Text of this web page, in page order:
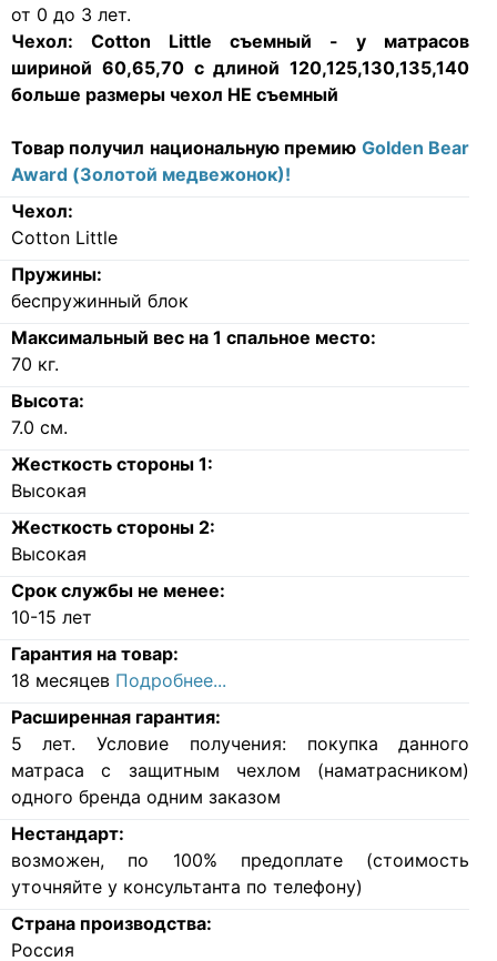
от 0 до 3 лет.
Чехол: Cotton Little съемный - у матрасов
шириной 60,65,70 с длиной 120,125,130,135,140
больше размерычехол НЕ съемный
Товар получил национальную премию Golden Bear
Award (Золотой медвежонок)!
Чехол:
Cotton Little
Пружины:
беспружинный блок
Максимальный вес на 1 спальное место:
70 кг.
Высота:
7.0 см.
Жесткость стороны 1:
Высокая
Жесткость стороны 2:
Высокая
Срок службы не менее:
10-15 лет
Гарантия на товар:
18 месяцев Подробнее...
Расширенная гарантия:
5 лет. Условие получения: покупка данного
матраса с защитным чехлом (наматрасником)
одного бренда одним заказом
Нестандарт:
возможен, по 100% предоплате (стоимость
уточняйте у консультанта по телефону)
Страна производства:
Россия